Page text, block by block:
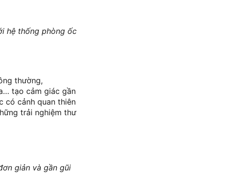
hệ thống phòng ốc
thường,
tạo cảm giác gần
có cảnh quan thiên
trải nghiệm thư
giản và gần gũi